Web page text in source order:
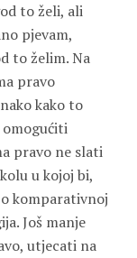
to želi, ali
pjevam,
to želim. Na
pravo
kako to
pravo ne slati
u kojoj bi,
komparativnoj
Još manje
utjecati na